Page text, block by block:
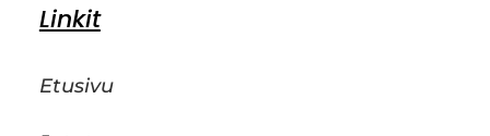
Linkit
Etusivu